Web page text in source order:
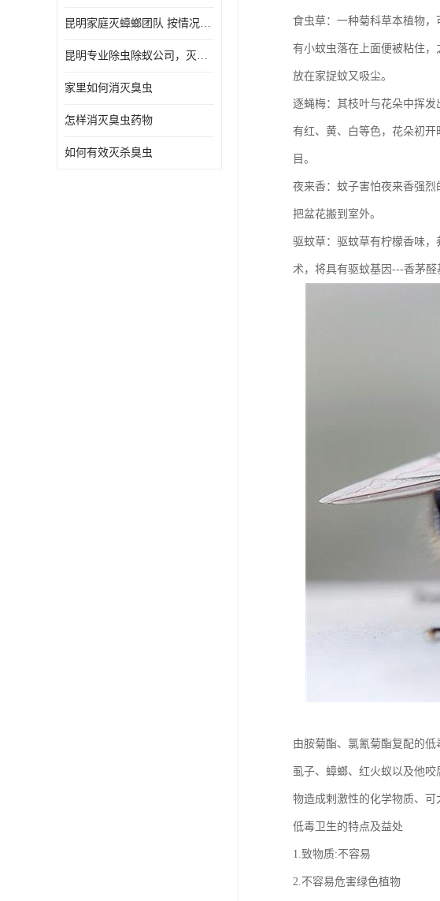
昆明家庭灭蟑螂团队 按情况提出解决方案
昆明专业除虫除蚁公司，灭鼠，灭蟑螂，灭蚊虫，灭白蚁，灭红火蚁
家里如何消灭臭虫
怎样消灭臭虫药物
如何有效灭杀臭虫
食虫草：一种菊科草本植物
有小蚊虫落在上面便被粘住
放在家捉蚊又吸尘。
逐蝇梅：其枝叶与花朵中挥
有红、黄、白等色，花朵初
目。
夜来香：蚊子害怕夜来香强
把盆花搬到室外。
驱蚊草：驱蚊草有柠檬香味
术，将具有驱蚊基因---香茅
由胺菊酯、氯氰菊酯复配的
虱子、蟑螂、红火蚁以及他
物造成剌激性的化学物质、可
低毒卫生的特点及益处
1.致物质:不容易
2.不容易危害绿色植物